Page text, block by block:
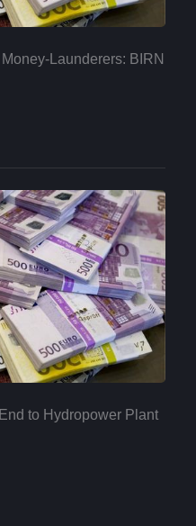
Launderers: BIRN
to Hydropower Plant